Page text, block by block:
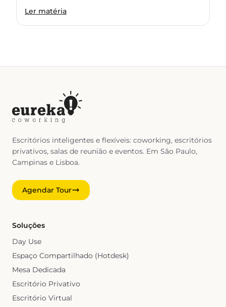
Ler matéria
Escritórios inteligentes e flexíveis: coworking, escritórios
privativos, salas de reunião e eventos. Em São Paulo,
Campinas e Lisboa.
Agendar Tour
Soluções
Day Use
Espaço Compartilhado (Hotdesk)
Mesa Dedicada
Escritório Privativo
Escritório Virtual